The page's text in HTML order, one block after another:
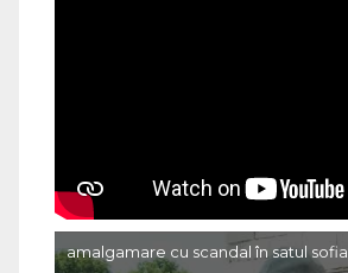
amalgamare cu scandal în satul sofia